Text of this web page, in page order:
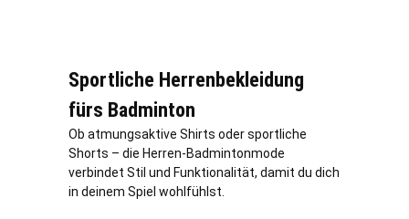
Sportliche Herrenbekleidung
fürs Badminton
Ob atmungsaktive Shirts oder sportliche
Shorts – die Herren-Badmintonmode
verbindet Stil und Funktionalität, damit du dich
in deinem Spiel wohlfühlst.